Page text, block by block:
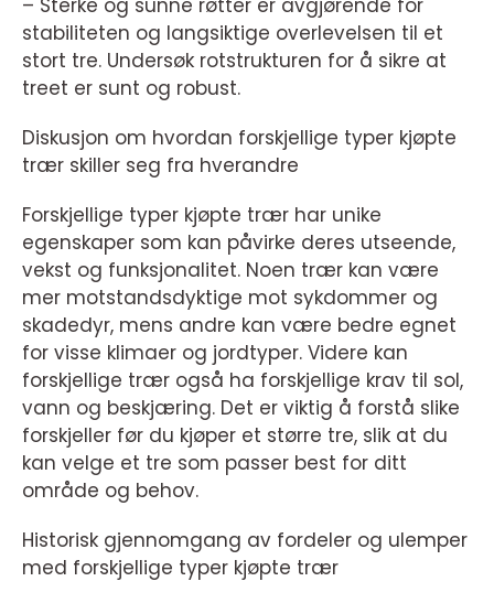
– Sterke og sunne røtter er avgjørende for
stabiliteten og langsiktige overlevelsen til et
stort tre. Undersøk rotstrukturen for å sikre at
treet er sunt og robust.
Diskusjon om hvordan forskjellige typer kjøpte
trær skiller seg fra hverandre
Forskjellige typer kjøpte trær har unike
egenskaper som kan påvirke deres utseende,
vekst og funksjonalitet. Noen trær kan være
mer motstandsdyktige mot sykdommer og
skadedyr, mens andre kan være bedre egnet
for visse klimaer og jordtyper. Videre kan
forskjellige trær også ha forskjellige krav til sol,
vann og beskjæring. Det er viktig å forstå slike
forskjeller før du kjøper et større tre, slik at du
kan velge et tre som passer best for ditt
område og behov.
Historisk gjennomgang av fordeler og ulemper
med forskjellige typer kjøpte trær